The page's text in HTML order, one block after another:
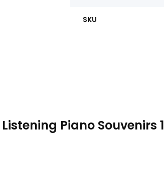
SKU
Piano Souvenirs 1